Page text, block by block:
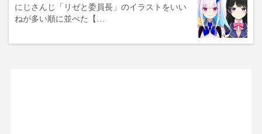
にじさんじ「リゼと委員長」のイラストをいい
ねが多い順に並べた【…